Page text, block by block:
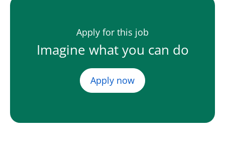
Apply for this job
Imagine what you can do
Apply now